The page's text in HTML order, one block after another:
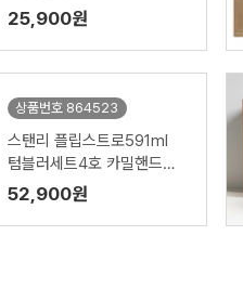
그 기프팅
25,900원
상품번호 864523
스탠리 플립스트로591ml
텀블러세트4호 카밀핸드크
림 파우치 뉴따봉LG칫솔치
약(쇼핑백포함)
52,900원